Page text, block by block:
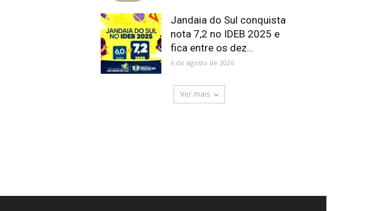
Jandaia do Sul conquista
nota 7,2 no IDEB 2025 e
fica entre os dez...
6 de agosto de 2026
Ver mais